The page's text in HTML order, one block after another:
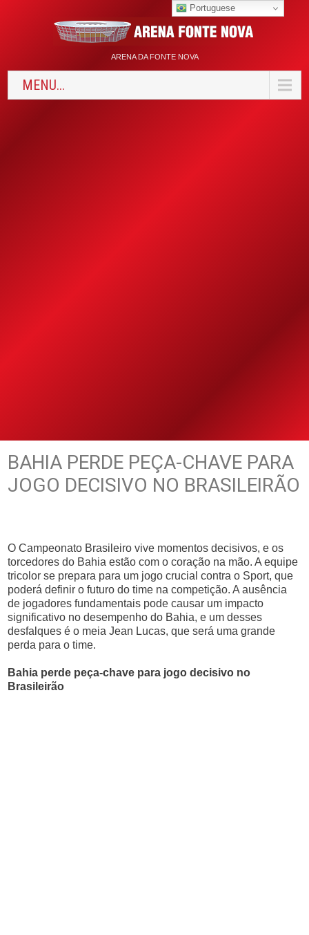
ARENA DA FONTE NOVA
MENU...
BAHIA PERDE PEÇA-CHAVE PARA
JOGO DECISIVO NO BRASILEIRÃO
O Campeonato Brasileiro vive momentos decisivos, e os
torcedores do Bahia estão com o coração na mão. A equipe
tricolor se prepara para um jogo crucial contra o Sport, que
poderá definir o futuro do time na competição. A ausência
de jogadores fundamentais pode causar um impacto
significativo no desempenho do Bahia, e um desses
desfalques é o meia Jean Lucas, que será uma grande
perda para o time.
Bahia perde peça-chave para jogo decisivo no
Brasileirão
Portuguese